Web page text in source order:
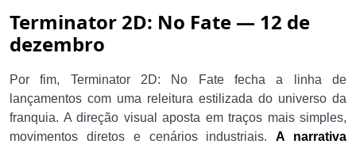
Terminator 2D: No Fate — 12 de
dezembro
Por fim, Terminator 2D: No Fate fecha a linha de
lançamentos com uma releitura estilizada do universo da
franquia. A direção visual aposta em traços mais simples,
movimentos diretos e cenários industriais.A narrativa